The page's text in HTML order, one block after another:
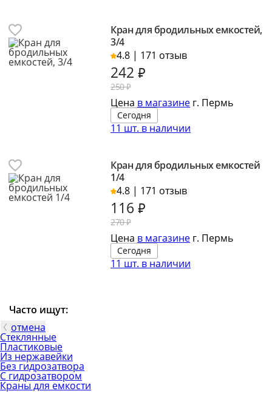
Кран для бродильных емкостей,
3/4
4.8 | 171 отзыв
242₽
250 ₽
Цена в магазине г. Пермь
Сегодня
11 шт. в наличии
Кран для бродильных емкостей
1/4
4.8 | 171 отзыв
116₽
270 ₽
Цена в магазине г. Пермь
Сегодня
11 шт. в наличии
Часто ищут:
отмена
Стеклянные
Пластиковые
Из нержавейки
Без гидрозатвора
С гидрозатвором
Краны для емкости